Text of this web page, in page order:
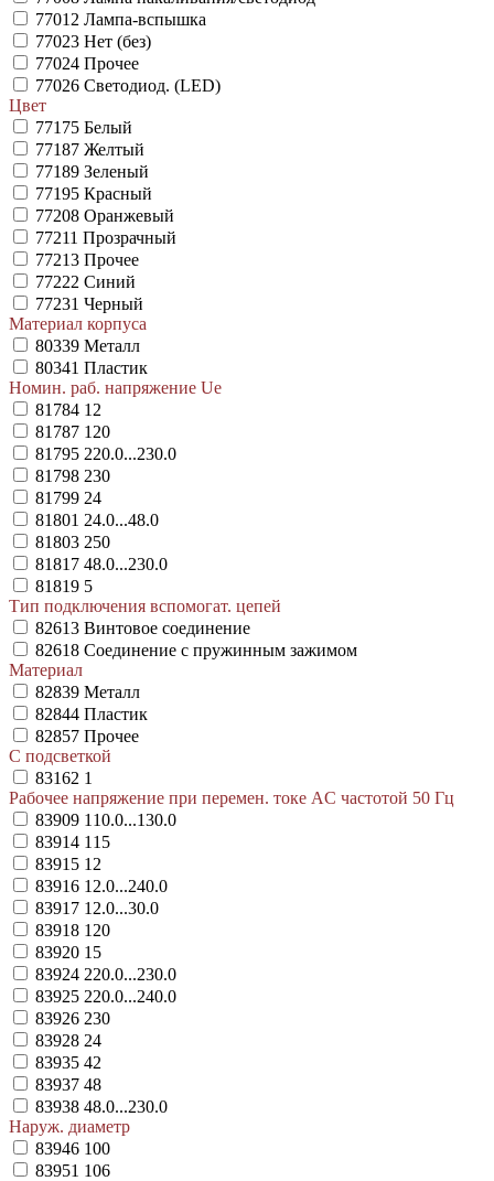
77012 Лампа-вспышка
77023 Нет (без)
77024 Прочее
77026 Светодиод. (LED)
Цвет
77175 Белый
77187 Желтый
77189 Зеленый
77195 Красный
77208 Оранжевый
77211 Прозрачный
77213 Прочее
77222 Синий
77231 Черный
Материал корпуса
80339 Металл
80341 Пластик
Номин. раб. напряжение Ue
81784 12
81787 120
81795 220.0...230.0
81798 230
81799 24
81801 24.0...48.0
81803 250
81817 48.0...230.0
81819 5
Тип подключения вспомогат. цепей
82613 Винтовое соединение
82618 Соединение с пружинным зажимом
Материал
82839 Металл
82844 Пластик
82857 Прочее
С подсветкой
83162 1
Рабочее напряжение при перемен. токе AC частотой 50 Гц
83909 110.0...130.0
83914 115
83915 12
83916 12.0...240.0
83917 12.0...30.0
83918 120
83920 15
83924 220.0...230.0
83925 220.0...240.0
83926 230
83928 24
83935 42
83937 48
83938 48.0...230.0
Наруж. диаметр
83946 100
83951 106